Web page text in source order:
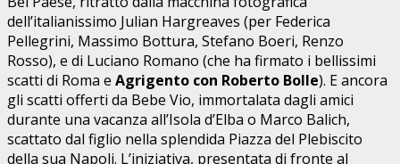
dell’italianissimo Julian Hargreaves (per Federica
Pellegrini, Massimo Bottura, Stefano Boeri, Renzo
Rosso), e di Luciano Romano (che ha firmato i bellissimi
scatti di Roma e Agrigento con Roberto Bolle). E ancora
gli scatti offerti da Bebe Vio, immortalata dagli amici
durante una vacanza all’Isola d’Elba o Marco Balich,
scattato dal figlio nella splendida Piazza del Plebiscito
della sua Napoli. L’iniziativa, presentata di fronte al